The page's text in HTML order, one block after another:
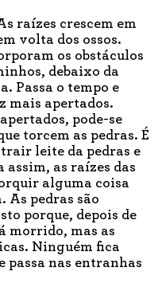
raízes crescem em
volta dos ossos.
os obstáculos
debaixo da
Passa o tempo e
mais apertados.
pode-se
torcem as pedras. É
leite da pedras e
assim, as raízes das
alguma coisa
As pedras são
porque, depois de
morrido, mas as
Ninguém fica
passa nas entranhas